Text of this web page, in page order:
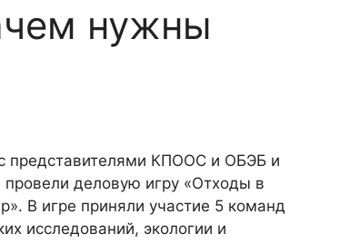
нужны
представителями КПООС и ОБЭБ и
деловую игру «Отходы в
В игре приняли участие 5 команд
исследований, экологии и